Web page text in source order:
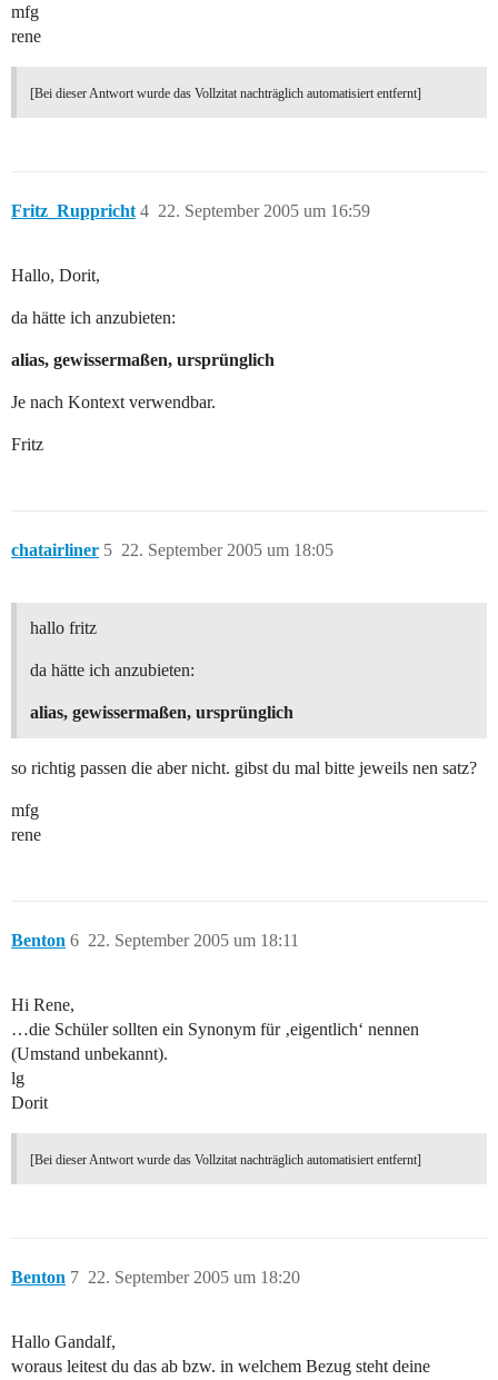
mfg
rene
[Bei dieser Antwort wurde das Vollzitat nachträglich automatisiert entfernt]
Fritz_Ruppricht 22. September 2005 um 16:59
4
Hallo, Dorit,
da hätte ich anzubieten:
alias, gewissermaßen, ursprünglich
Je nach Kontext verwendbar.
Fritz
chatairliner 22. September 2005 um 18:05
5
hallo fritz
da hätte ich anzubieten:
alias, gewissermaßen, ursprünglich
so richtig passen die aber nicht. gibst du mal bitte jeweils nen satz?
mfg
rene
Benton 22. September 2005 um 18:11
6
Hi Rene,
…die Schüler sollten ein Synonym für ‚eigentlich‘ nennen
(Umstand unbekannt).
lg
Dorit
[Bei dieser Antwort wurde das Vollzitat nachträglich automatisiert entfernt]
Benton 22. September 2005 um 18:20
7
Hallo Gandalf,
woraus leitest du das ab bzw. in welchem Bezug steht deine